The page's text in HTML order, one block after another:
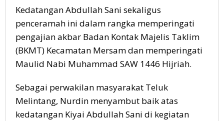
Kedatangan Abdullah Sani sekaligus
penceramah ini dalam rangka memperingati
pengajian akbar Badan Kontak Majelis Taklim
(BKMT) Kecamatan Mersam dan memperingati
Maulid Nabi Muhammad SAW 1446 Hijriah.
Sebagai perwakilan masyarakat Teluk
Melintang, Nurdin menyambut baik atas
kedatangan Kiyai Abdullah Sani di kegiatan